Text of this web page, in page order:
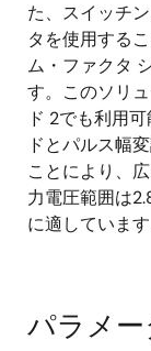
た、スイッチ
タを使用する
ム・ファクタ
す。このソリ
ド 2でも利用
ドとパルス幅
ことにより、
力電圧範囲は
に適しています
パラメー